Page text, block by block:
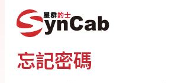
忘記密碼